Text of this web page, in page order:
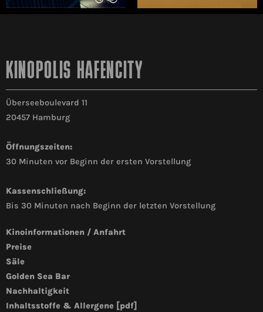
KINOPOLIS HAFENCITY
Überseeboulevard 11
20457 Hamburg
Öffnungszeiten:
30 Minuten vor Beginn der ersten Vorstellung
Kassenschließung:
Bis 30 Minuten nach Beginn der letzten Vorstellung
Kinoinformationen / Anfahrt
Preise
Säle
Golden Sea Bar
Nachhaltigkeit
Inhaltsstoffe & Allergene [pdf]